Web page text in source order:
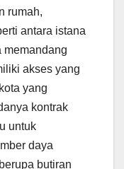
rumah,
antara istana
memandang
akses yang
yang
kontrak
untuk
daya
butiran